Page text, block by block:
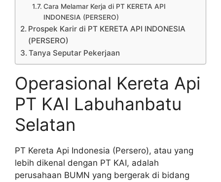
Cara Melamar Kerja di PT KERETA API
INDONESIA (PERSERO)
Prospek Karir di PT KERETA API INDONESIA
(PERSERO)
Tanya Seputar Pekerjaan
Operasional Kereta Api
PT KAI Labuhanbatu
Selatan
PT Kereta Api Indonesia (Persero), atau yang
lebih dikenal dengan PT KAI, adalah
perusahaan BUMN yang bergerak di bidang